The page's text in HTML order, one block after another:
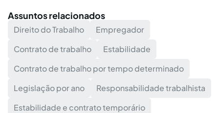
Assuntos relacionados
Direito do Trabalho
Empregador
Contrato de trabalho
Estabilidade
Contrato de trabalho por tempo determinado
Legislação por ano
Responsabilidade trabalhista
Estabilidade e contrato temporário